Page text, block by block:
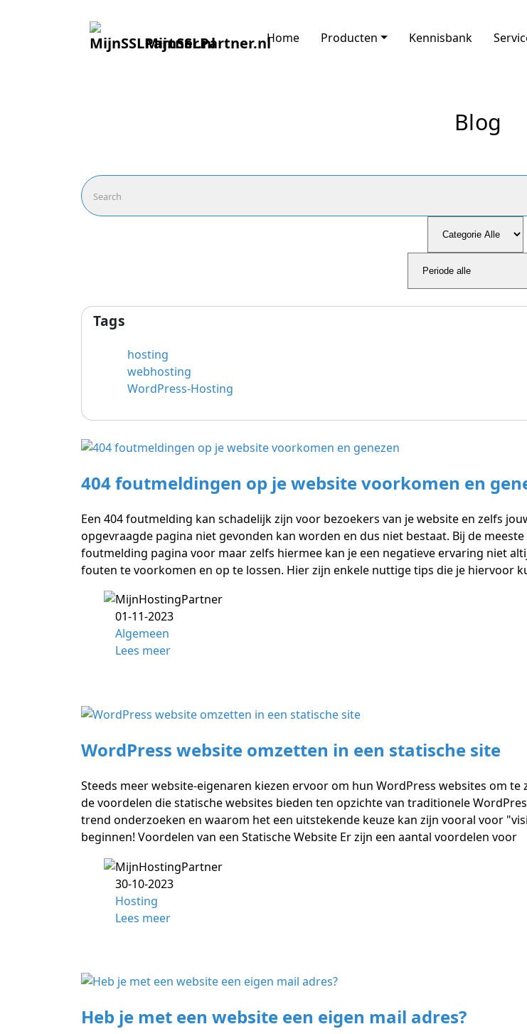
MijnSSLPartner.nlHome Producten Kennisbank
Blog
Tags
hosting
webhosting
WordPress-Hosting
404 foutmeldingen op je website voorkomen en
Een 404 foutmelding kan schadelijk zijn voor bezoekers van je website en zelfs
opgevraagde pagina niet gevonden kan worden en dus niet bestaat. Bij de
foutmelding pagina voor maar zelfs hiermee kan je een negatieve ervaring niet
fouten te voorkomen en op te lossen. Hier zijn enkele nuttige tips die je hiervoor
01-11-2023
Algemeen
Lees meer
WordPress website omzetten in een statische site
Steeds meer website-eigenaren kiezen ervoor om hun WordPress websites om
de voordelen die statische websites bieden ten opzichte van traditionele
trend onderzoeken en waarom het een uitstekende keuze kan zijn vooral voor
beginnen! Voordelen van een Statische Website Er zijn een aantal voordelen voor
30-10-2023
Hosting
Lees meer
Heb je met een website een eigen mail adres?